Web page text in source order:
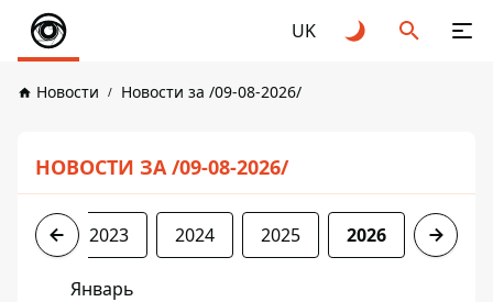
UK
Новости Новости за /09-08-2026/
НОВОСТИ ЗА /09-08-2026/
2022 2023 2024 2025 2026
Январь